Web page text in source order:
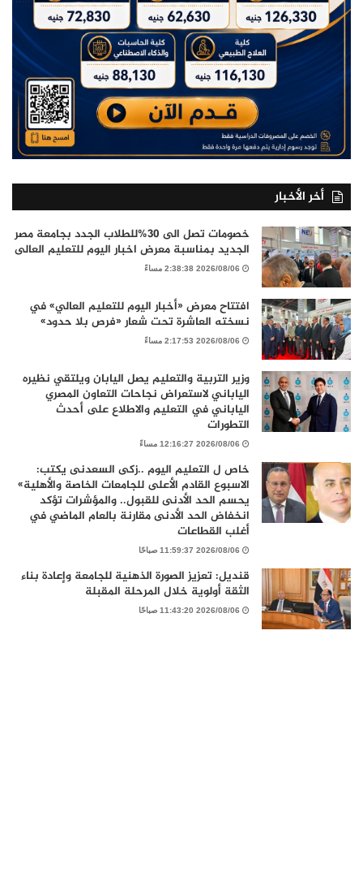
أخر الأخبار
خصومات تصل الى 30%للطلاب الجدد بجامعة مصر
الجديد بمناسبة معرض اخبار اليوم للتعليم العالى
2026/08/06 2:38:38 مساءً
افتتاح معرض «أخبار اليوم للتعليم العالي» في
نسخته العاشرة تحت شعار «فرص بلا حدود»
2026/08/06 2:17:53 مساءً
وزير التربية والتعليم يصل اليابان ويلتقي نظيره
الياباني لاستعراض نجاحات التعاون المصري
الياباني في التعليم والاطلاع على أحدث
التطورات
2026/08/06 12:16:27 مساءً
خاص ل التعليم اليوم ..زكى السعدنى يكتب:
الاسبوع القادم الأعلى للجامعات الخاصة والأهلية»
يحسم الحد الأدنى للقبول.. والمؤشرات تؤكد
انخفاض الحد الأدنى مقارنة بالعام الماضي في
أغلب القطاعات
2026/08/06 11:59:37 صباحًا
قنديل: تعزيز الصورة الذهنية للجامعة وإعادة بناء
الثقة أولوية خلال المرحلة المقبلة
2026/08/06 11:43:20 صباحًا